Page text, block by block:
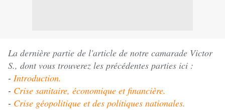
La dernière partie de l'article de notre camarade Victor
S., dont vous trouverez les précédentes parties ici :
- Introduction.
- Crise sanitaire, économique et financière.
- Crise géopolitique et des politiques nationales.